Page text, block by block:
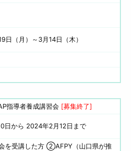
日（月）～3月14日（木）
指導者養成講習会 [募集終了]
日から 2024年2月12日まで
を受講した方 ②AFPY（山口県が推